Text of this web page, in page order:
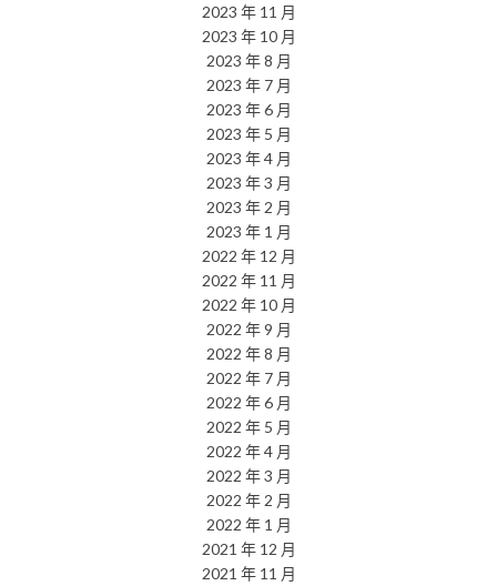
2023 年 11 月
2023 年 10 月
2023 年 8 月
2023 年 7 月
2023 年 6 月
2023 年 5 月
2023 年 4 月
2023 年 3 月
2023 年 2 月
2023 年 1 月
2022 年 12 月
2022 年 11 月
2022 年 10 月
2022 年 9 月
2022 年 8 月
2022 年 7 月
2022 年 6 月
2022 年 5 月
2022 年 4 月
2022 年 3 月
2022 年 2 月
2022 年 1 月
2021 年 12 月
2021 年 11 月